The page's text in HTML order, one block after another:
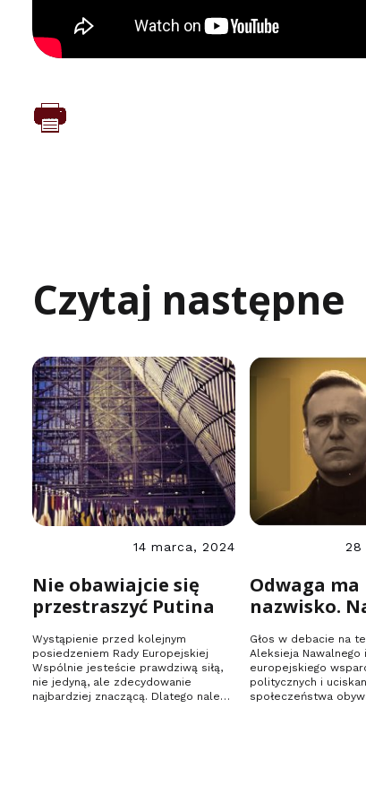
Czytaj następne
14 marca, 2024
Nie obawiajcie się
przestraszyć Putina
Wystąpienie przed kolejnym
posiedzeniem Rady Europejskiej
Wspólnie jesteście prawdziwą siłą,
nie jedyną, ale zdecydowanie
najbardziej znaczącą. Dlatego należy
28
Odwaga ma
nazwisko.
Głos w debacie na
Aleksieja
europejskiego
politycznych i
społeczeństwa